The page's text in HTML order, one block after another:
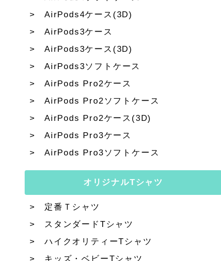
AirPods4ケース(3D)
AirPods3ケース
AirPods3ケース(3D)
AirPods3ソフトケース
AirPods Pro2ケース
AirPods Pro2ソフトケース
AirPods Pro2ケース(3D)
AirPods Pro3ケース
AirPods Pro3ソフトケース
オリジナルTシャツ
定番Ｔシャツ
スタンダードTシャツ
ハイクオリティーTシャツ
キッズ・ベビーTシャツ